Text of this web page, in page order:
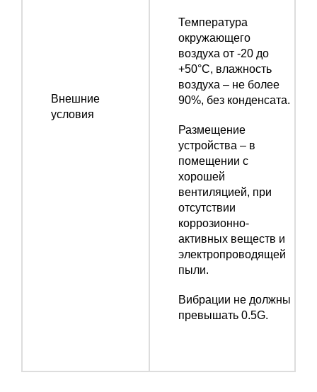
Внешние
условия
Температура
окружающего
воздуха от -20 до
+50°С, влажность
воздуха – не более
90%, без конденсата.
Размещение
устройства – в
помещении с
хорошей
вентиляцией, при
отсутствии
коррозионно-
активных веществ и
электропроводящей
пыли.
Вибрации не должны
превышать 0.5G.